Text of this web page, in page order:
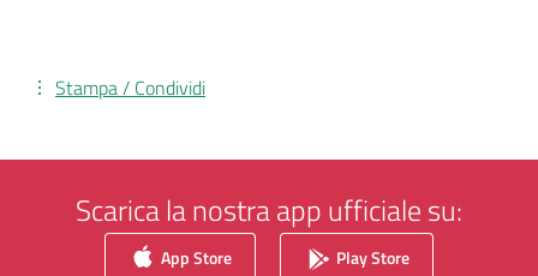
Stampa / Condividi
Scarica la nostra app ufficiale su:
App Store Play Store